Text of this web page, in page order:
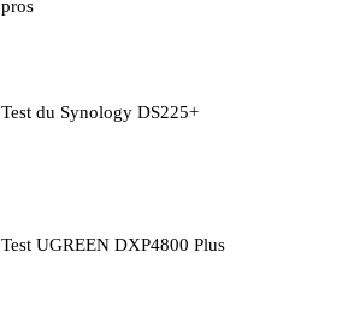
pros
Test du Synology DS225+
Test UGREEN DXP4800 Plus